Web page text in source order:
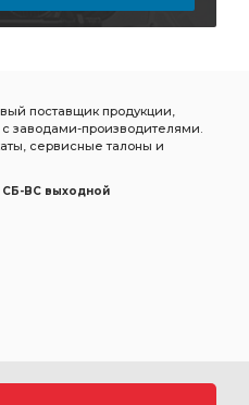
поставщик продукции,
заводами-производителями.
сервисные талоны и
СБ-ВС выходной